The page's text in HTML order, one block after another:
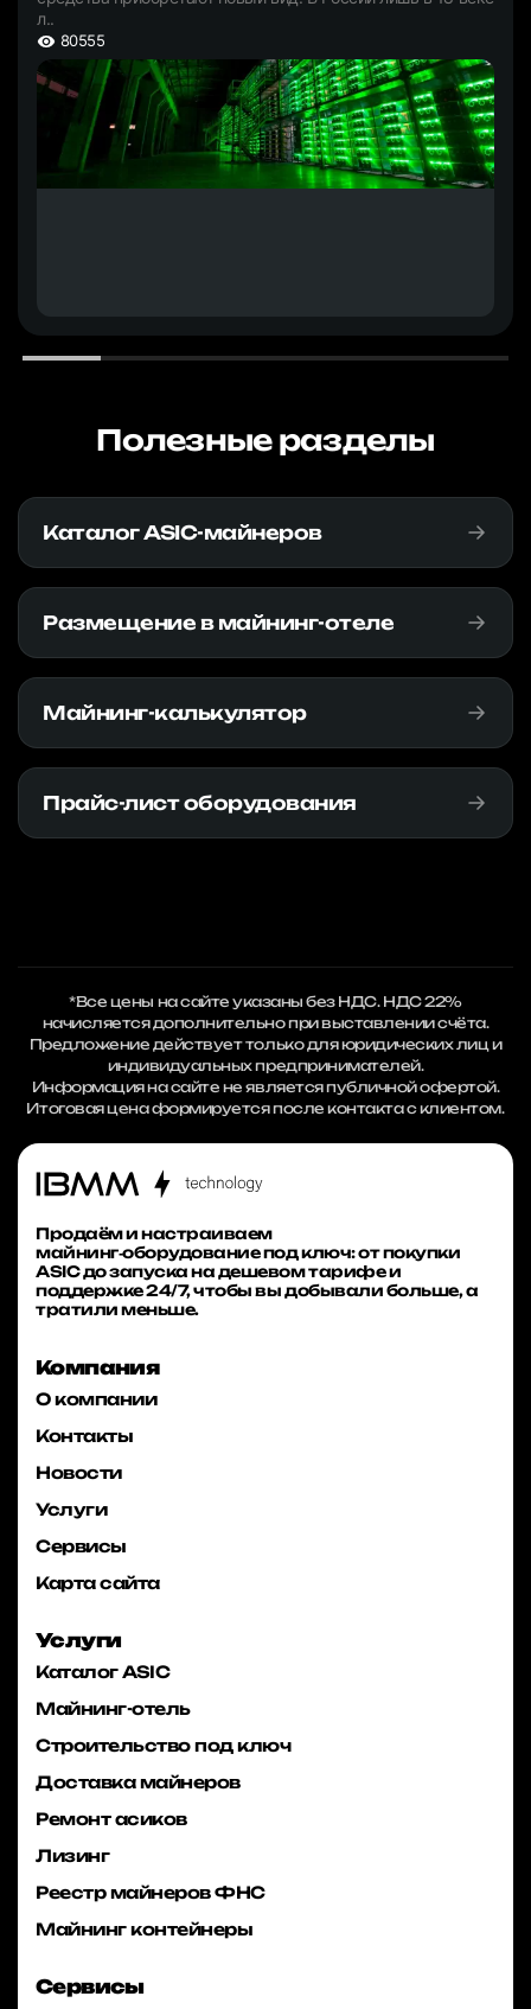
л..
80555
Полезные разделы
Каталог ASIC-майнеров
Размещение в майнинг-отеле
Майнинг-калькулятор
Прайс-лист оборудования
*Все цены на сайте указаны без НДС. НДС 22%
начисляется дополнительно при выставлении счёта.
Предложение действует только для юридических лиц и
индивидуальных предпринимателей.
Информация на сайте не является публичной офертой.
Итоговая цена формируется после контакта с клиентом.
Продаём и настраиваем
майнинг‑оборудование под ключ: от покупки
ASIC до запуска на дешевом тарифе и
поддержке 24/7, чтобы вы добывали больше, а
тратили меньше.
Компания
О компании
Контакты
Новости
Услуги
Сервисы
Карта сайта
Услуги
Каталог ASIC
Майнинг-отель
Строительство под ключ
Доставка майнеров
Ремонт асиков
Лизинг
Реестр майнеров ФНС
Майнинг контейнеры
Сервисы